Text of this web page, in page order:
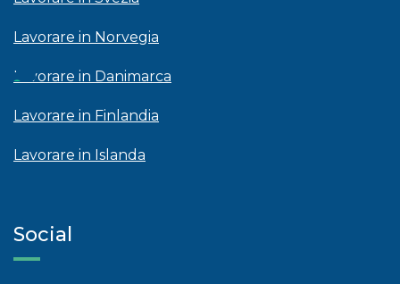
Lavorare in Norvegia
Lavorare in Danimarca
Lavorare in Finlandia
Lavorare in Islanda
Social